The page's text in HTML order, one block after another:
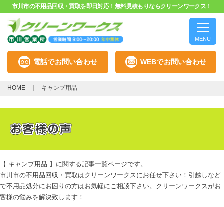
市川市の不用品回収・買取を即日対応！無料見積もりならクリーンワークス！
MENU
電話でお問い合わせ WEBでお問い合わせ
HOME キャンプ用品
【 キャンプ用品 】に関する記事一覧ページです。
市川市の不用品回収・買取はクリーンワークスにお任せ下さい！引越しなど
で不用品処分にお困りの方はお気軽にご相談下さい。クリーンワークスがお
客様の悩みを解決致します！